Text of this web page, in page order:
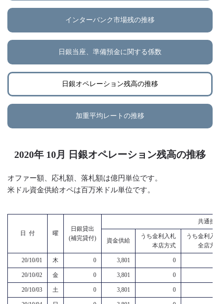
インターバンク市場残の推移
日銀当座、準備預金に関する係数
日銀オペレーション残高の推移
加重平均レートの推移
2020年 10月 日銀オペレーション残高の推移
オファー額、応札額、落札額は億円単位です。
米ドル資金供給オペは百万米ドル単位です。
日 付 曜
日銀貸出
(補完貸付)
共通担
資金供給
うち金利入札
本店方式
うち金利入
全店方
20/10/01 木 0 3,801 0
20/10/02 金 0 3,801 0
20/10/03 土 0 3,801 0